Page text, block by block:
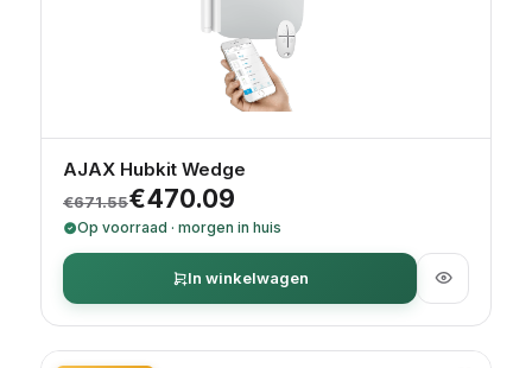
AJAX Hubkit Wedge
€671.55
Oorspronkelijke prijs was: €671.55.
€470.09
Huidige prijs is: €470.09.
Op voorraad · morgen in huis
In winkelwagen